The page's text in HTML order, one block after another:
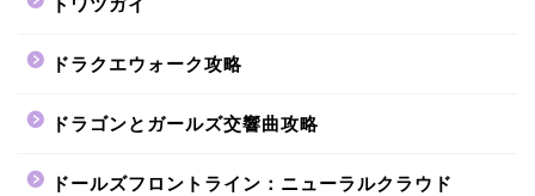
トワツガイ
ドラクエウォーク攻略
ドラゴンとガールズ交響曲攻略
ドールズフロントライン：ニューラルクラウド